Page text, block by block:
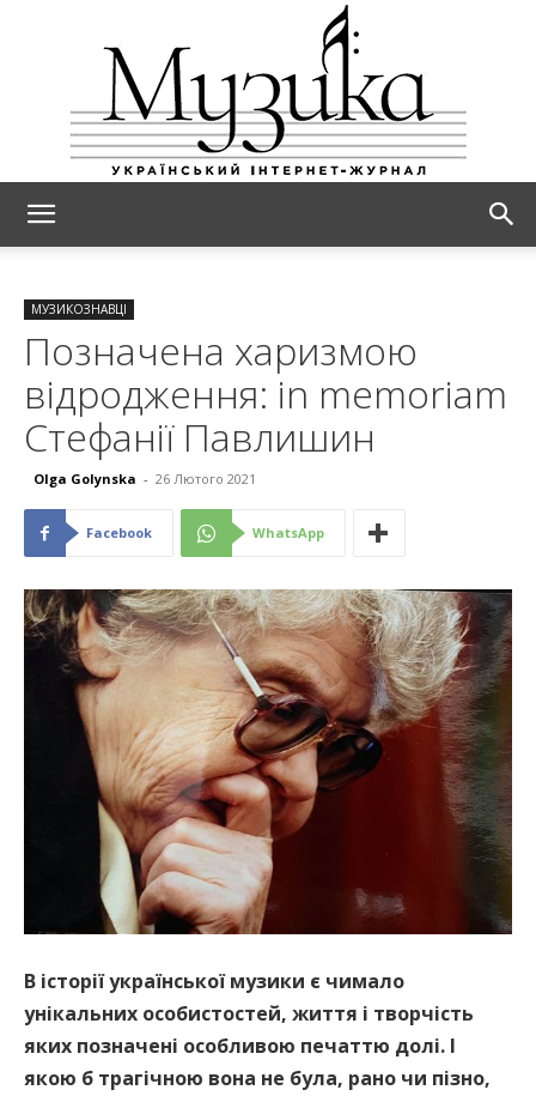
МУЗИКОЗНАВЦІ
Позначена харизмою
відродження: іn memoriam
Стефанії Павлишин
Olga Golynska - 26 Лютого 2021
Facebook WhatsApp
В історії української музики є чимало
унікальних особистостей, життя і творчість
яких позначені особливою печаттю долі. І
якою б трагічною вона не була, рано чи пізно,